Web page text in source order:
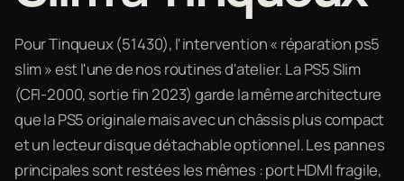
Pour Tinqueux (51430), l'intervention « réparation ps5
slim » est l'une de nos routines d'atelier. La PS5 Slim
(CFI-2000, sortie fin 2023) garde la même architecture
que la PS5 originale mais avec un châssis plus compact
et un lecteur disque détachable optionnel. Les pannes
principales sont restées les mêmes : port HDMI fragile,